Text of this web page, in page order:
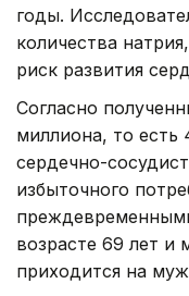
годы.
количества
риск развития
Согласно
миллиона, то есть
сердечно-
избыточного
возрасте 69 лет
приходится на